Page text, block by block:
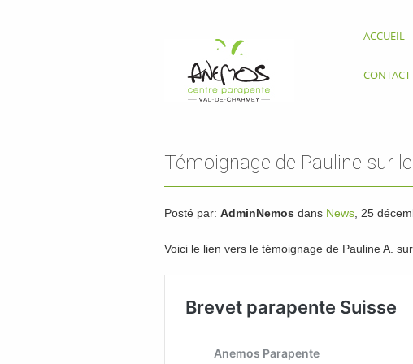
ACCUEIL
CONTACT
Témoignage de Pauline sur
Posté par: AdminNemos dans News , 25
Voici le lien vers le témoignage de Pauline A.